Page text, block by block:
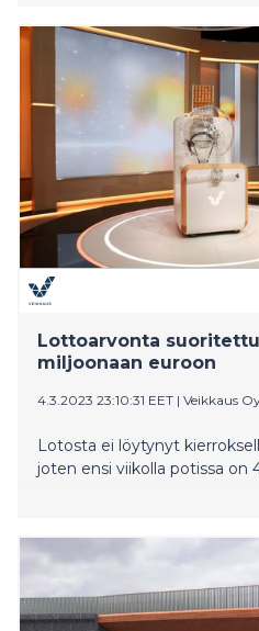
tukikonsertilla Helsingin
tulevat esiintymään muun
Anssi Kela, Tuure
Markus ja Sami Saari.
rumpali Janne Haaviston
Brothers. Artistilista
Liput ovat myynnissä
ohjataan
voimallisemmin
kaupunkilaisten ja
kulttuuriyhteisöä
Lottoarvonta
miljoonaan euroon
4.3.2023 23:10:31 EET | Veikkaus
Lotosta ei löytynyt
joten ensi viikolla potissa on